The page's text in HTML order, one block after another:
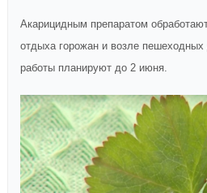
Акарицидным препаратом
отдыха горожан и возле
работы планируют до 2 июня.